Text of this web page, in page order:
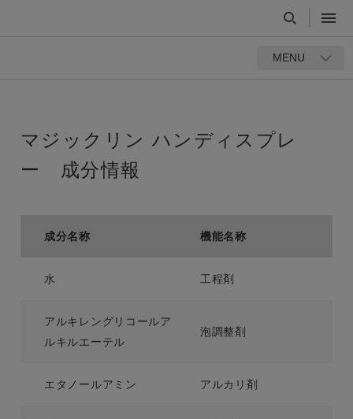
MENU
マジックリン ハンディスプレ
ー 成分情報
成分名称 機能名称
水 工程剤
アルキレングリコールア
ルキルエーテル
泡調整剤
エタノールアミン アルカリ剤